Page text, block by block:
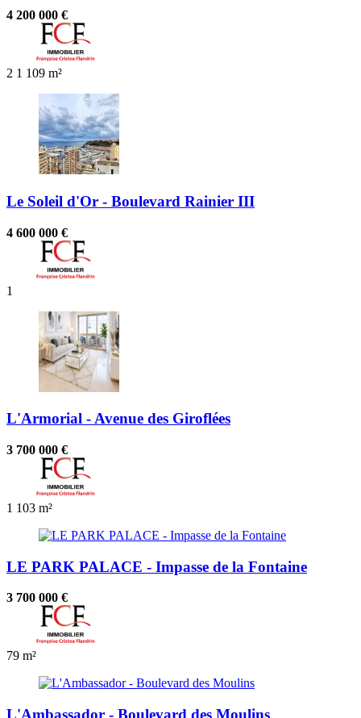
4 200 000 €
2 1 109 m²
Le Soleil d'Or - Boulevard Rainier III
4 600 000 €
1
L'Armorial - Avenue des Giroflées
3 700 000 €
1 103 m²
LE PARK PALACE - Impasse de la Fontaine
3 700 000 €
79 m²
L'Ambassador - Boulevard des Moulins